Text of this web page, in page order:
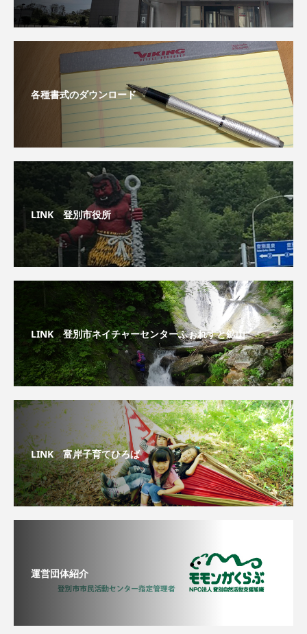
各種書式のダウンロード
LINK 登別市役所
LINK 登別市ネイチャーセンターふぉれすと鉱山
LINK 富岸子育てひろば
運営団体紹介